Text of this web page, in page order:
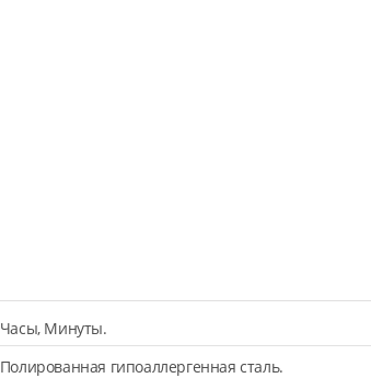
Часы, Минуты.
Полированная гипоаллергенная сталь.